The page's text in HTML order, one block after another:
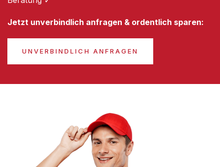
Jetzt unverbindlich anfragen & ordentlich sparen:
UNVERBINDLICH ANFRAGEN